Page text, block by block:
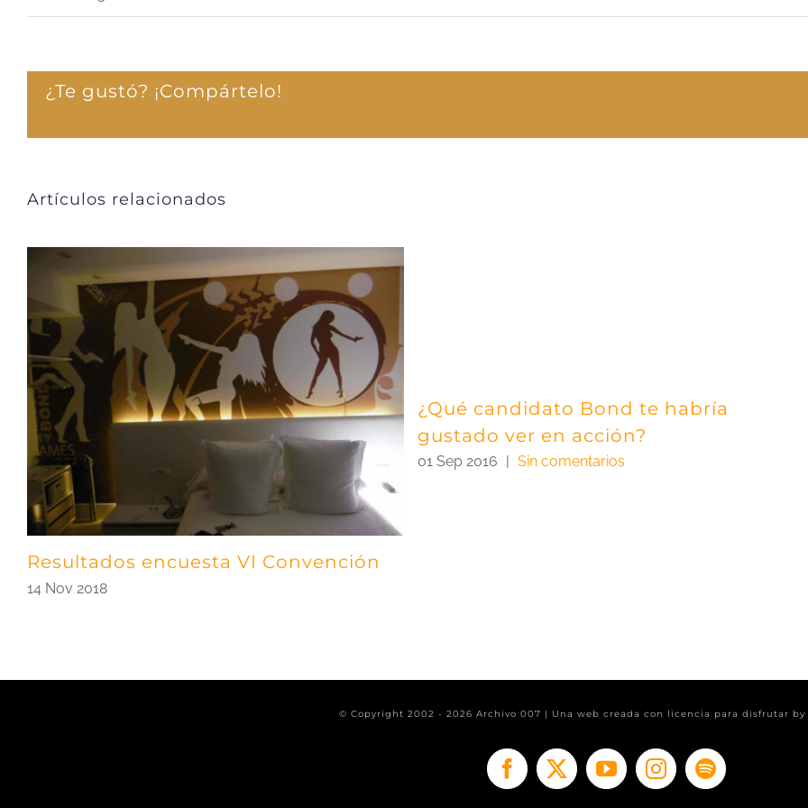
¿Te gustó? ¡Compártelo!
Artículos relacionados
Resultados encuesta VI Convención
14 Nov 2018
¿Qué candidato Bond te habría
gustado ver en acción?
01 Sep 2016 Sin comentarios
© Copyright 2002 - 2026 Archivo 007 | Una web creada con licencia para disfrutar by
Facebook
X YouTubeInstagramSpotify